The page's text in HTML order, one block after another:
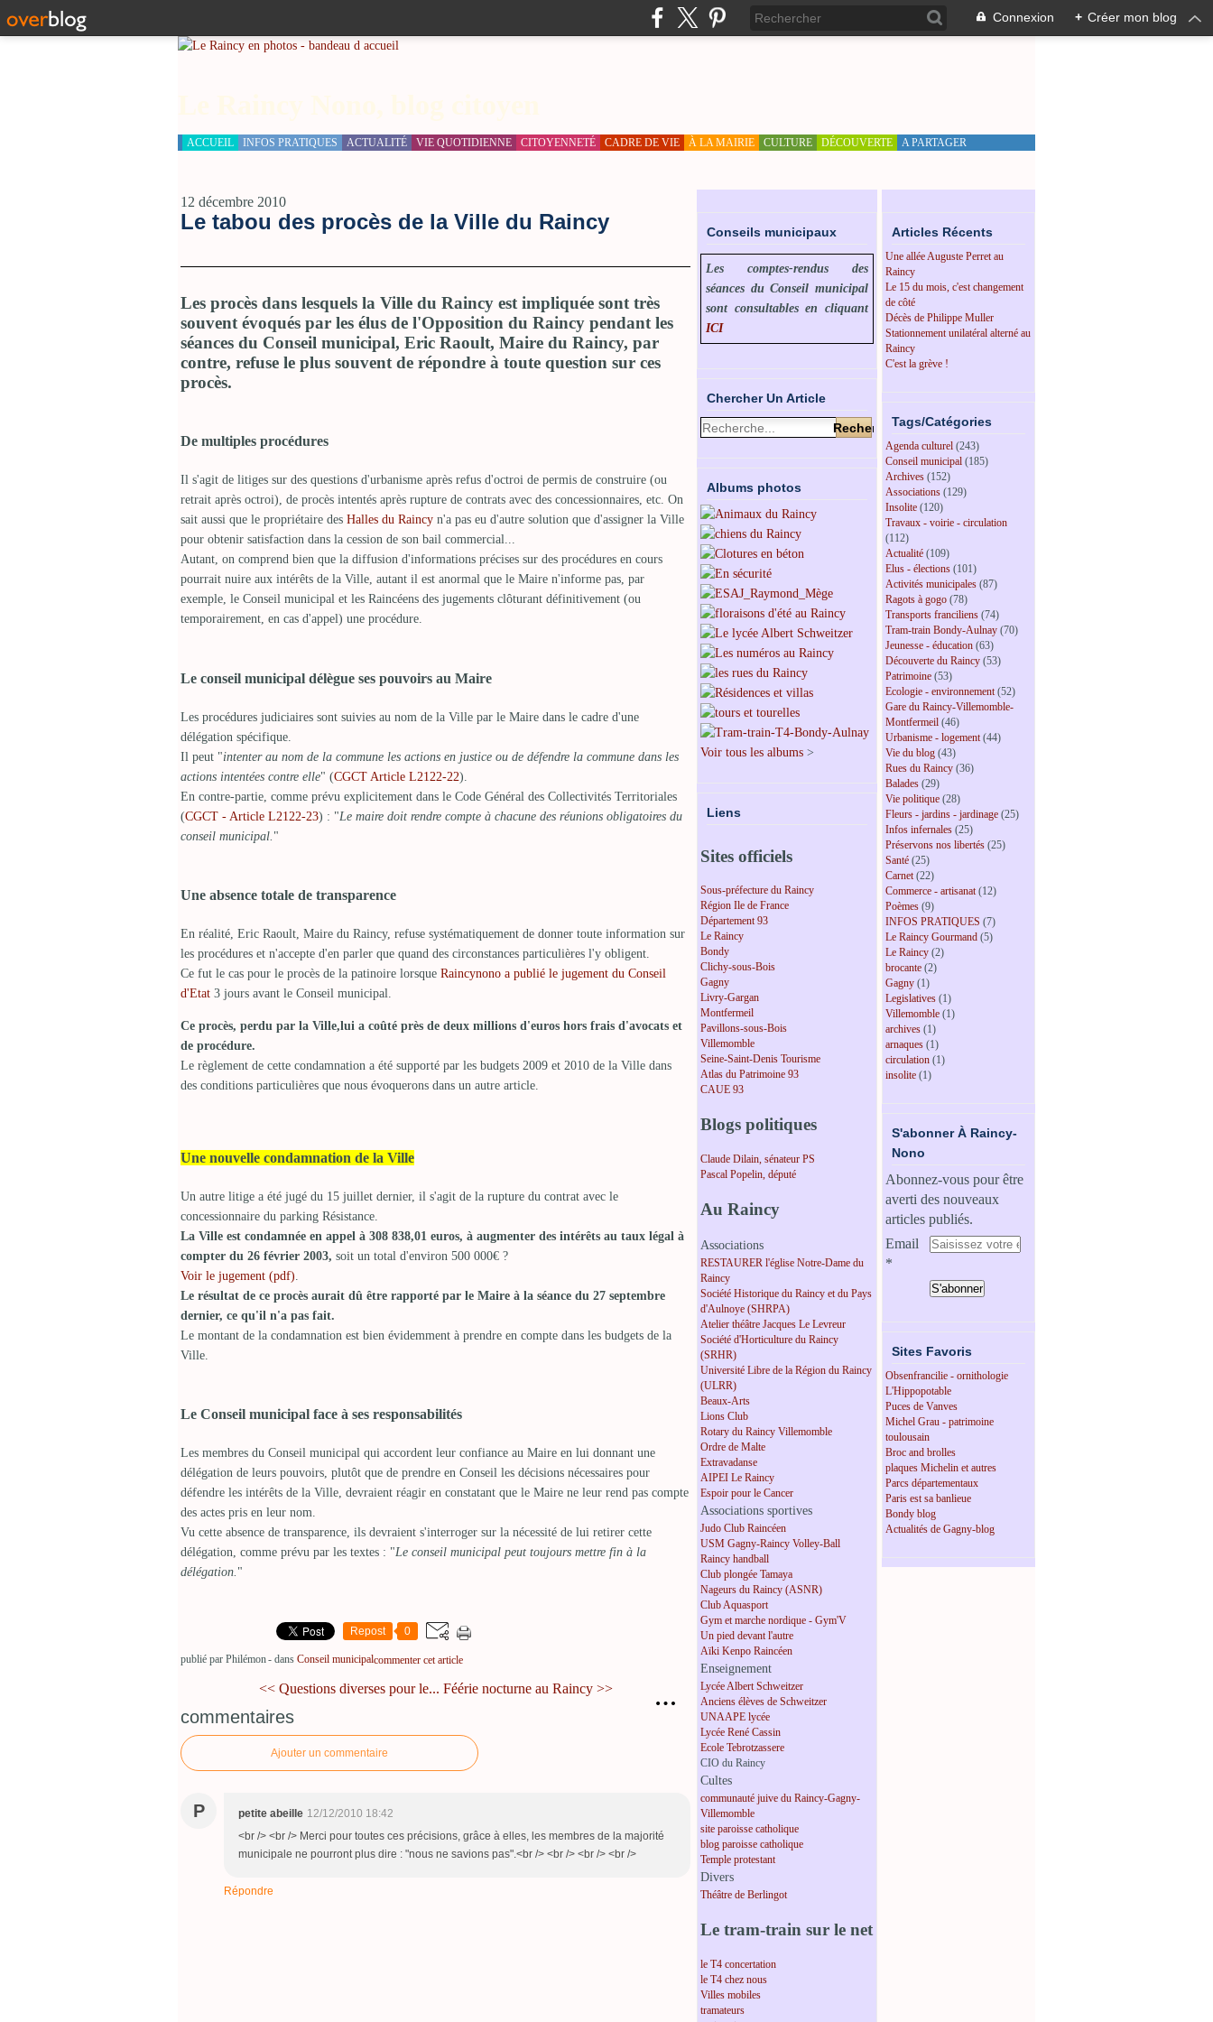
Connexion + Créer mon blog
ACCUEIL INFOS PRATIQUES ACTUALITÉ VIE QUOTIDIENNE CITOYENNETÉ CADRE DE VIE À LA MAIRIE CULTURE DÉCOUVERTE A PARTAGER
12 décembre 2010
Le tabou des procès de la Ville du Raincy
Les procès dans lesquels la Ville du Raincy est impliquée sont très
souvent évoqués par les élus de l'Opposition du Raincy pendant les
séances du Conseil municipal, Eric Raoult, Maire du Raincy, par
contre, refuse le plus souvent de répondre à toute question sur ces
procès.
De multiples procédures
Il s'agit de litiges sur des questions d'urbanisme après refus d'octroi de permis de construire (ou
retrait après octroi), de procès intentés après rupture de contrats avec des concessionnaires, etc. On
sait aussi que le propriétaire des Halles du Raincy n'a pas eu d'autre solution que d'assigner la Ville
pour obtenir satisfaction dans la cession de son bail commercial...
Autant, on comprend bien que la diffusion d'informations précises sur des procédures en cours
pourrait nuire aux intérêts de la Ville, autant il est anormal que le Maire n'informe pas, par
exemple, le Conseil municipal et les Raincéens des jugements clôturant définitivement (ou
temporairement, en cas d'appel) une procédure.
Le conseil municipal délègue ses pouvoirs au Maire
Les procédures judiciaires sont suivies au nom de la Ville par le Maire dans le cadre d'une
délégation spécifique.
Il peut "intenter au nom de la commune les actions en justice ou de défendre la commune dans les
actions intentées contre elle" (CGCT Article L2122-22).
En contre-partie, comme prévu explicitement dans le Code Général des Collectivités Territoriales
(CGCT - Article L2122-23) : "Le maire doit rendre compte à chacune des réunions obligatoires du
conseil municipal. "
Une absence totale de transparence
En réalité, Eric Raoult, Maire du Raincy, refuse systématiquement de donner toute information sur
les procédures et n'accepte d'en parler que quand des circonstances particulières l'y obligent.
Ce fut le cas pour le procès de la patinoire lorsque Raincynono a publié le jugement du Conseil
d'Etat 3 jours avant le Conseil municipal.
Ce procès, perdu par la Ville,lui a coûté près de deux millions d'euros hors frais d'avocats et
de procédure.
Le règlement de cette condamnation a été supporté par les budgets 2009 et 2010 de la Ville dans
des conditions particulières que nous évoquerons dans un autre article.
Une nouvelle condamnation de la Ville
Un autre litige a été jugé du 15 juillet dernier, il s'agit de la rupture du contrat avec le
concessionnaire du parking Résistance.
La Ville est condamnée en appel à 308 838,01 euros, à augmenter des intérêts au taux légal à
compter du 26 février 2003, soit un total d'environ 500 000€ ?
Voir le jugement (pdf)
Le résultat de ce procès aurait dû être rapporté par le Maire à la séance du 27 septembre
dernier, ce qu'il n'a pas fait.
Le montant de la condamnation est bien évidemment à prendre en compte dans les budgets de la
Ville.
Le Conseil municipal face à ses responsabilités
Les membres du Conseil municipal qui accordent leur confiance au Maire en lui donnant une
délégation de leurs pouvoirs, plutôt que de prendre en Conseil les décisions nécessaires pour
défendre les intérêts de la Ville, devraient réagir en constatant que le Maire ne leur rend pas compte
des actes pris en leur nom.
Vu cette absence de transparence, ils devraient s'interroger sur la nécessité de lui retirer cette
délégation, comme prévu par les textes : "Le conseil municipal peut toujours mettre fin à la
délégation. "
Repost 0
publié par Philémon- dans Conseil municipalcommenter cet article
…
<< Questions diverses pour le... Féérie nocturne au Raincy >>
commentaires
Ajouter un commentaire
P petite abeille 12/12/2010 18:42
<br /> <br /> Merci pour toutes ces précisions, grâce à elles, les membres de la majorité
municipale ne pourront plus dire : "nous ne savions pas".<br /> <br /> <br /> <br />
Répondre
Conseils municipaux
Les comptes-rendus des
séances du Conseil municipal
sont consultables en cliquant
ICI
Chercher Un Article
Albums photos
Voir tous les albums >
Liens
Sites officiels
Sous-préfecture du Raincy
Région Ile de France
Département 93
Le Raincy
Bondy
Clichy-sous-Bois
Gagny
Livry-Gargan
Montfermeil
Pavillons-sous-Bois
Villemomble
Seine-Saint-Denis Tourisme
Atlas du Patrimoine 93
CAUE 93
Blogs politiques
Claude Dilain, sénateur PS
Pascal Popelin, député
Au Raincy
Associations
RESTAURER l'église Notre-Dame du
Raincy
Société Historique du Raincy et du Pays
d'Aulnoye (SHRPA)
Atelier théâtre Jacques Le Levreur
Société d'Horticulture du Raincy
(SRHR)
Université Libre de la Région du Raincy
(ULRR)
Beaux-Arts
Lions Club
Rotary du Raincy Villemomble
Ordre de Malte
Extravadanse
AIPEI Le Raincy
Espoir pour le Cancer
Associations sportives
Judo Club Raincéen
USM Gagny-Raincy Volley-Ball
Raincy handball
Club plongée Tamaya
Nageurs du Raincy (ASNR)
Club Aquasport
Gym et marche nordique - Gym'V
Un pied devant l'autre
Aïki Kenpo Raincéen
Enseignement
Lycée Albert Schweitzer
Anciens élèves de Schweitzer
UNAAPE lycée
Lycée René Cassin
Ecole Tebrotzassere
CIO du Raincy
Cultes
communauté juive du Raincy-Gagny-
Villemomble
site paroisse catholique
blog paroisse catholique
Temple protestant
Divers
Théâtre de Berlingot
Le tram-train sur le net
le T4 concertation
le T4 chez nous
Villes mobiles
tramateurs
Articles Récents
Une allée Auguste Perret au
Raincy
Le 15 du mois, c'est changement
de côté
Décès de Philippe Muller
Stationnement unilatéral alterné au
Raincy
C'est la grève !
Tags/Catégories
Agenda culturel (243)
Conseil municipal (185)
Archives (152)
Associations (129)
Insolite (120)
Travaux - voirie - circulation
(112)
Actualité (109)
Elus - élections (101)
Activités municipales (87)
Ragots à gogo (78)
Transports franciliens (74)
Tram-train Bondy-Aulnay (70)
Jeunesse - éducation (63)
Découverte du Raincy (53)
Patrimoine (53)
Ecologie - environnement(52)
Gare du Raincy-Villemomble-
Montfermeil (46)
Urbanisme - logement(44)
Vie du blog (43)
Rues du Raincy (36)
Balades (29)
Vie politique (28)
Fleurs - jardins - jardinage (25)
Infos infernales (25)
Préservons nos libertés (25)
Santé (25)
Carnet(22)
Commerce - artisanat(12)
Poèmes (9)
INFOS PRATIQUES (7)
Le Raincy Gourmand (5)
Le Raincy (2)
brocante (2)
Gagny (1)
Legislatives (1)
Villemomble (1)
archives (1)
arnaques (1)
circulation (1)
insolite (1)
S'abonner À Raincy-
Nono
Abonnez-vous pour être
averti des nouveaux
articles publiés.
Email
Sites Favoris
Obsenfrancilie - ornithologie
L'Hippopotable
Puces de Vanves
Michel Grau - patrimoine
toulousain
Broc and brolles
plaques Michelin et autres
Parcs départementaux
Paris est sa banlieue
Bondy blog
Actualités de Gagny-blog